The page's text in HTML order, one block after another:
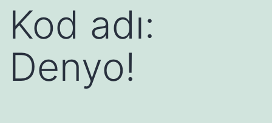
Kod adı:
Denyo!